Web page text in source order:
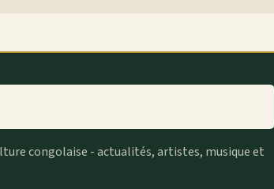
congolaise - actualités, artistes, musique et